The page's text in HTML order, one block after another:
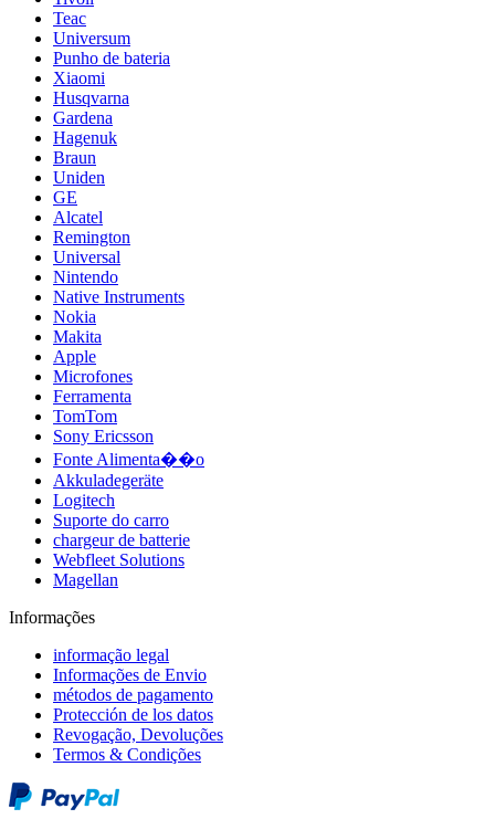
Teac
Universum
Punho de bateria
Xiaomi
Husqvarna
Gardena
Hagenuk
Braun
Uniden
GE
Alcatel
Remington
Universal
Nintendo
Native Instruments
Nokia
Makita
Apple
Microfones
Ferramenta
TomTom
Sony Ericsson
Fonte Alimenta��o
Akkuladegeräte
Logitech
Suporte do carro
chargeur de batterie
Webfleet Solutions
Magellan
Informações
informação legal
Informações de Envio
métodos de pagamento
Protección de los datos
Revogação, Devoluções
Termos & Condições